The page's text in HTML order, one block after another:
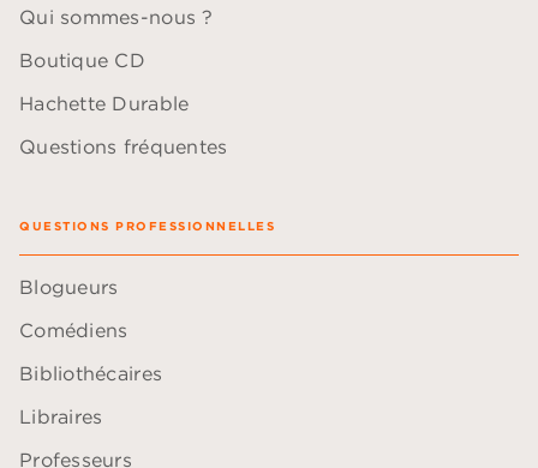
Qui sommes-nous ?
Boutique CD
Hachette Durable
Questions fréquentes
QUESTIONS PROFESSIONNELLES
Blogueurs
Comédiens
Bibliothécaires
Libraires
Professeurs